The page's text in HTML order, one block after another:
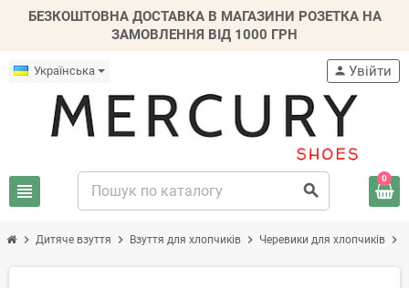
БЕЗКОШТОВНА ДОСТАВКА В МАГАЗИНИ РОЗЕТКА НА
ЗАМОВЛЕННЯ ВІД 1000 ГРН
Українська
view_headline search
person Увійти
0
chevron_right Дитяче взуття chevron_right Взуття для хлопчиків chevron_right Черевики для хлопчиків chevron_right